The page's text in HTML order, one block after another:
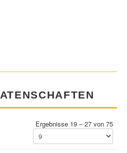
REIHEN
Ergebnisse 19 – 27 von 75